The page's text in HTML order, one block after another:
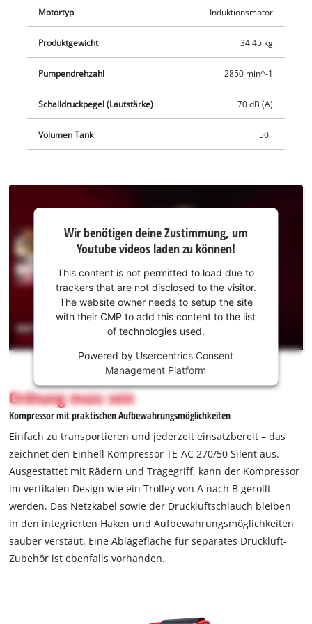
Motortyp Induktionsmotor
Produktgewicht 34.45 kg
Pumpendrehzahl 2850 min^-1
Schalldruckpegel (Lautstärke) 70 dB (A)
Volumen Tank 50 l
benötigen
deine
Zustimmung,
um Youtube
laden zu
können!
content
permitted
to
due
to
trackers
that
are
not
to
the
Wir benötigen deine Zustimmung, um
Youtube videos laden zu können!
This content is not permitted to load due to
trackers that are not disclosed to the visitor.
The website owner needs to setup the site
with their CMP to add this content to the list
of technologies used.
Powered by Usercentrics Consent
Management Platform
Ordnung muss sein
Kompressor mit praktischen Aufbewahrungsmöglichkeiten
Einfach zu transportieren und jederzeit einsatzbereit – das
zeichnet den Einhell Kompressor TE-AC 270/50 Silent aus.
Ausgestattet mit Rädern und Tragegriff, kann der Kompressor
im vertikalen Design wie ein Trolley von A nach B gerollt
werden. Das Netzkabel sowie der Druckluftschlauch bleiben
in den integrierten Haken und Aufbewahrungsmöglichkeiten
sauber verstaut. Eine Ablagefläche für separates Druckluft-
Zubehör ist ebenfalls vorhanden.